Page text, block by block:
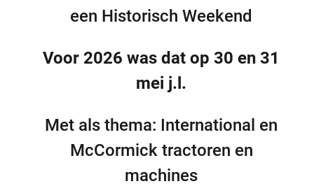
een Historisch Weekend
Voor 2026 was dat op 30 en 31
mei j.l.
Met als thema: International en
McCormick tractoren en
machines